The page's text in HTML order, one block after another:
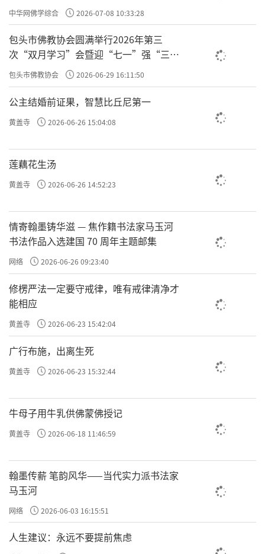
中华网佛学综合 2026-07-08 10:33:28
包头市佛教协会圆满举行2026年第三
次“双月学习”会暨迎“七一”强“三
爱”主题书画笔会
包头市佛教协会 2026-06-29 16:11:50
公主结婚前证果，智慧比丘尼第一
黄盖寺 2026-06-26 15:04:08
莲藕花生汤
黄盖寺 2026-06-26 14:52:23
情寄翰墨铸华滋 — 焦作籍书法家马玉河
书法作品入选建国 70 周年主题邮集
网络 2026-06-26 09:23:40
修楞严法一定要守戒律，唯有戒律清净才
能相应
黄盖寺 2026-06-23 15:42:04
广行布施，出离生死
黄盖寺 2026-06-23 15:32:44
牛母子用牛乳供佛蒙佛授记
黄盖寺 2026-06-18 11:46:59
翰墨传薪 笔韵风华——当代实力派书法家
马玉河
网络 2026-06-03 16:15:51
人生建议：永远不要提前焦虑